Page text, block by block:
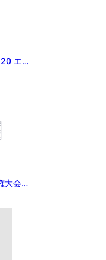
エイ
部予
大会予